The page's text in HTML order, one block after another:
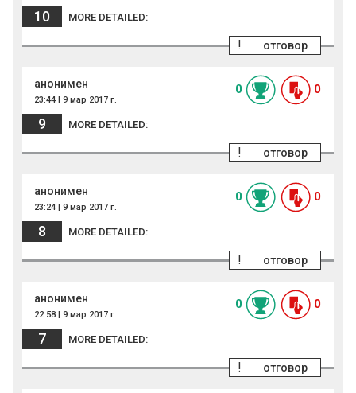
10 MORE DETAILED:
отговор
!
анонимен
23:44 | 9 мар 2017 г.
0 0
9 MORE DETAILED:
отговор
!
анонимен
23:24 | 9 мар 2017 г.
0 0
8 MORE DETAILED:
отговор
!
анонимен
22:58 | 9 мар 2017 г.
0 0
7 MORE DETAILED:
отговор
!